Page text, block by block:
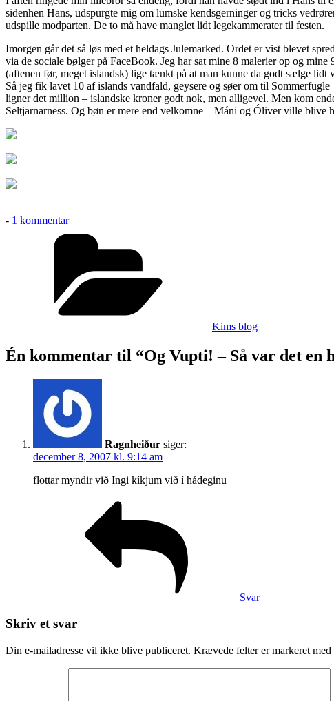
var
det
en
sidenhen Hans, udspurgte mig om lumske kendsgerninger og tricks
udspille modparten. De to må have manglet lidt legekammerater til festen.
Imorgen går det så løs med et heldags Julemarked. Ordet er vist blevet
via de sociale bølger på FaceBook. Jeg har sat mine 8 malerier op og mine
(aftenen før, meget islandsk) lige tænkt på at man kunne da godt sælge lidt
Så jeg fik lavet 10 af islands vandfald, geysere og søer om til
ligner det million – islandske kroner godt nok, men alligevel. Men kom
Seltjarnarness. Og bøn er mere end velkomne – Máni og Óliver ville blive
- 1 kommentartil
Og
var
det
hat…
Kims blog
Én kommentar til “Og Vupti! – Så var det en
Ragnheiður siger:
december 8, 2007 kl. 9:14 am
flottar myndir við Ingi kíkjum við í hádeginu
Svar
Skriv et svar
Din e-mailadresse vil ikke blive publiceret. Krævede felter er markeret med